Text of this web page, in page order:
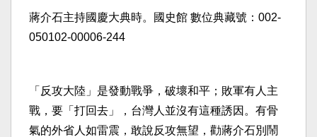
蔣介石主持國慶大典時。國史館 數位典藏號：002-
050102-00006-244
「反攻大陸」是發動戰爭，破壞和平；敗軍有人主
戰，要「打回去」，台灣人並沒有這種誘因。有骨
氣的外省人如雷震，敢說反攻無望，勸蔣介石別鬧